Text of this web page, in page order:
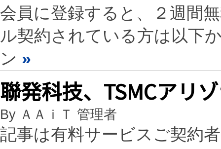
会員に登録すると、２週間
ル契約されている方は以下
ン »
聯発科技、TSMCアリ
By ＡＡｉＴ 管理者
記事は有料サービスご契約